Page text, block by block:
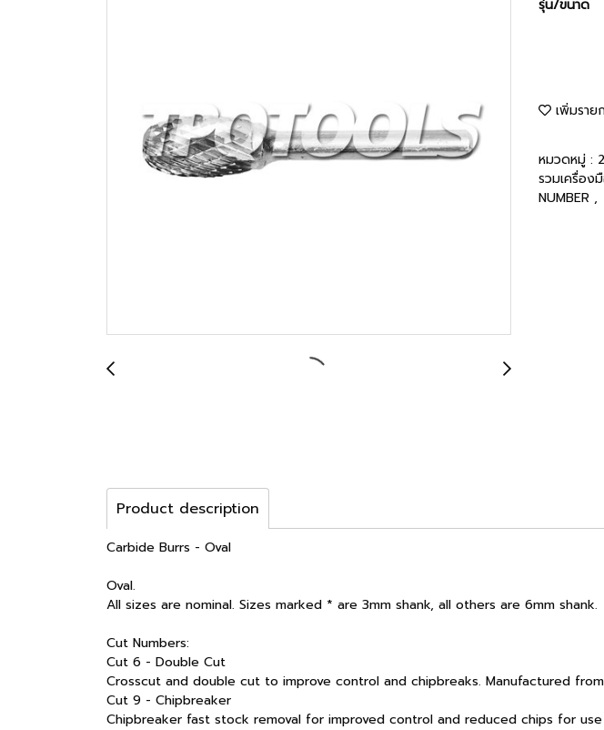
รุ่น/ขนาด
เพิ่มราย
หมวดหมู่ :
รวมเครื่อง
NUMBER ,
Product description
Carbide Burrs - Oval
Oval.
All sizes are nominal. Sizes marked * are 3mm shank, all others are 6mm shank.
Cut Numbers:
Cut 6 - Double Cut
Crosscut and double cut to improve control and chipbreaks. Manufactured
Cut 9 - Chipbreaker
Chipbreaker fast stock removal for improved control and reduced chips for